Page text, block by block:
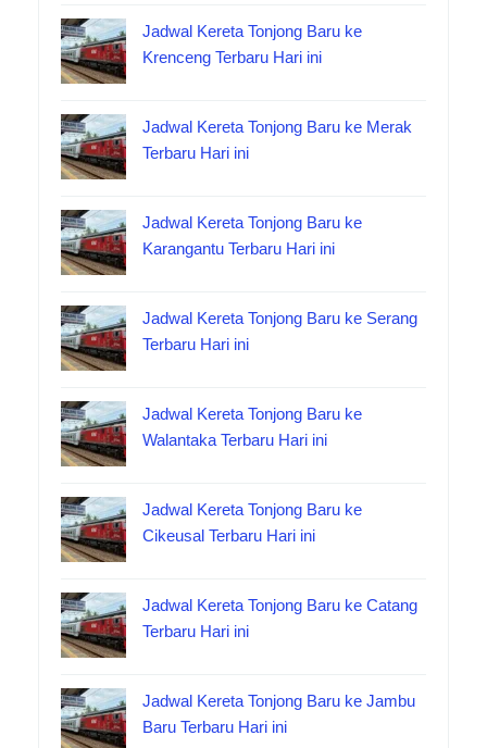
Jadwal Kereta Tonjong Baru ke
Krenceng Terbaru Hari ini
Jadwal Kereta Tonjong Baru ke Merak
Terbaru Hari ini
Jadwal Kereta Tonjong Baru ke
Karangantu Terbaru Hari ini
Jadwal Kereta Tonjong Baru ke Serang
Terbaru Hari ini
Jadwal Kereta Tonjong Baru ke
Walantaka Terbaru Hari ini
Jadwal Kereta Tonjong Baru ke
Cikeusal Terbaru Hari ini
Jadwal Kereta Tonjong Baru ke Catang
Terbaru Hari ini
Jadwal Kereta Tonjong Baru ke Jambu
Baru Terbaru Hari ini